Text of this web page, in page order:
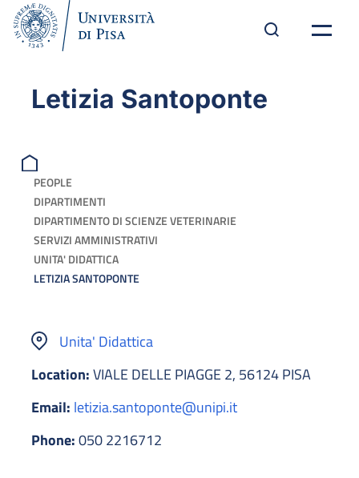
Letizia Santoponte
PEOPLE
DIPARTIMENTI
DIPARTIMENTO DI SCIENZE VETERINARIE
SERVIZI AMMINISTRATIVI
UNITA' DIDATTICA
LETIZIA SANTOPONTE
Unita' Didattica
Location:VIALE DELLE PIAGGE 2, 56124 PISA
Email: letizia.santoponte@unipi.it
Phone:050 2216712